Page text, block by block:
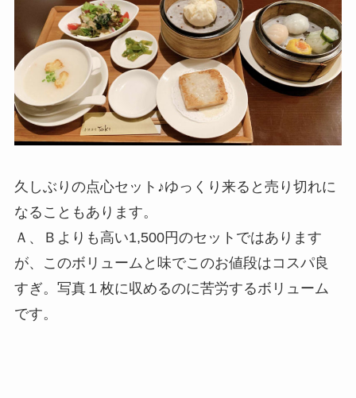
久しぶりの点心セット♪ゆっくり来ると売り切れに
なることもあります。
Ａ、Ｂよりも高い1,500円のセットではあります
が、このボリュームと味でこのお値段はコスパ良
すぎ。写真１枚に収めるのに苦労するボリューム
です。